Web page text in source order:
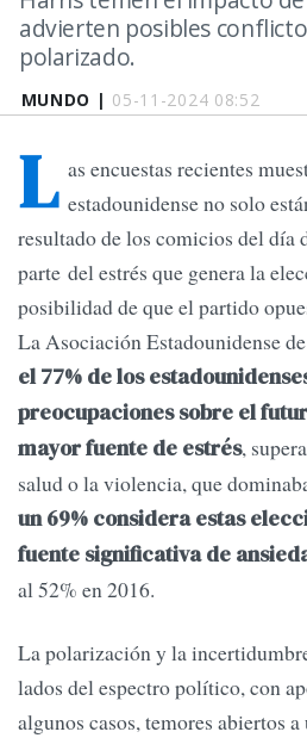
MUNDO | 05-11-2024 08:52
advierten posibles
polarizado.
L as encuestas recientes
estadounidense no solo
resultado de los comicios del día
parte del estrés que genera la
posibilidad de que el partido
La Asociación Estadounidense
el 77% de los
preocupaciones sobre el
mayor fuente de estrés,
salud o la violencia, que
un 69% considera estas
fuente significativa de
al 52% en 2016.
La polarización y la
lados del espectro político, con
algunos casos, temores abiertos a